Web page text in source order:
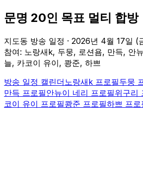
문명 20인 목표 멀티 합방
지도동 방송 일정 · 2026년 4월 17일 (
참여: 노랑새k, 두뭉, 로션욤, 만득, 안
늘, 카코이 유이, 쾅준, 하쁘
방송 일정 캘린더 노랑새k 프로필두뭉
만득 프로필안뉴이 네리 프로필위구리
코이 유이 프로필쾅준 프로필하쁘 프로